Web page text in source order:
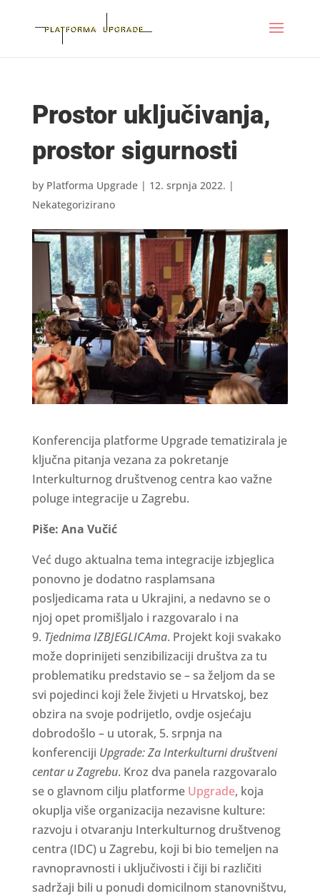
Prostor uključivanja,
prostor sigurnosti
by Platforma Upgrade| 12. srpnja 2022. |
Nekategorizirano
Konferencija platforme Upgrade tematizirala je
ključna pitanja vezana za pokretanje
Interkulturnog društvenog centra kao važne
poluge integracije u Zagrebu.
Piše: Ana Vučić
Već dugo aktualna tema integracije izbjeglica
ponovno je dodatno rasplamsana
posljedicama rata u Ukrajini, a nedavno se o
njoj opet promišljalo i razgovaralo i na
9. Tjednima IZBJEGLICAma. Projekt koji svakako
može doprinijeti senzibilizaciji društva za tu
problematiku predstavio se – sa željom da se
svi pojedinci koji žele živjeti u Hrvatskoj, bez
obzira na svoje podrijetlo, ovdje osjećaju
dobrodošlo – u utorak, 5. srpnja na
konferenciji Upgrade: Za Interkulturni društveni
centar u Zagrebu. Kroz dva panela razgovaralo
se o glavnom cilju platforme Upgrade, koja
okuplja više organizacija nezavisne kulture:
razvoju i otvaranju Interkulturnog društvenog
centra (IDC) u Zagrebu, koji bi bio temeljen na
ravnopravnosti i uključivosti i čiji bi različiti
sadržaji bili u ponudi domicilnom stanovništvu,